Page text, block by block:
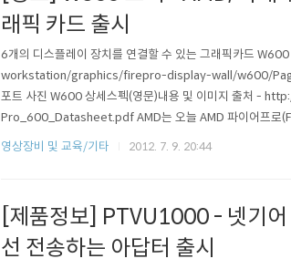
래픽 카드 출시
6개의 디스플레이 장치를 연결할 수 있는 그래픽카드
workstation/graphics/firepro-display-wall/w600/
포트 사진 W600 상세스펙(영문)내용 및 이미지 출처 -
Pro_600_Datasheet.pdf AMD는 오늘 AMD 파이어프로
다. 전문가용 그래픽 카드로는 최초로 AMD의 그래픽 코어
영상장비 및 교육/기타 2012. 7. 9. 20:44
[제품정보] PTVU1000 - 넷기
선 전송하는 아답터 출시